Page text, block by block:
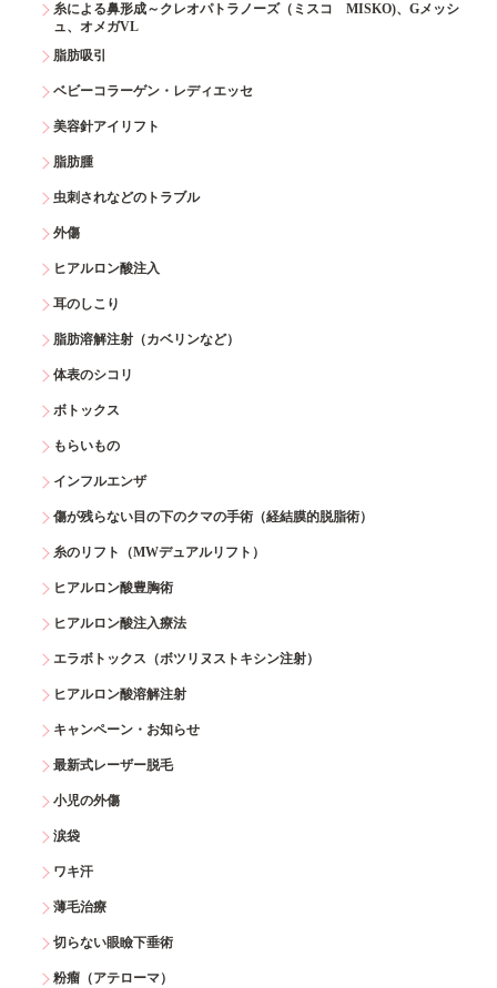
糸による鼻形成～クレオパトラノーズ（ミスコ MISKO)、Gメッシ
ュ、オメガVL
脂肪吸引
ベビーコラーゲン・レディエッセ
美容針アイリフト
脂肪腫
虫刺されなどのトラブル
外傷
ヒアルロン酸注入
耳のしこり
脂肪溶解注射（カベリンなど）
体表のシコリ
ボトックス
もらいもの
インフルエンザ
傷が残らない目の下のクマの手術（経結膜的脱脂術）
糸のリフト（MWデュアルリフト）
ヒアルロン酸豊胸術
ヒアルロン酸注入療法
エラボトックス（ボツリヌストキシン注射）
ヒアルロン酸溶解注射
キャンペーン・お知らせ
最新式レーザー脱毛
小児の外傷
涙袋
ワキ汗
薄毛治療
切らない眼瞼下垂術
粉瘤（アテローマ）